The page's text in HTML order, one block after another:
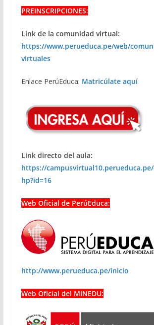
PREINSCRIPCIONES:
Link de la comunidad virtual:
https://www.perueduca.pe/web/
virtuales
Enlace PerúEduca: Matricúlate aquí
Link directo del aula:
https://
hp?id=16
Web Oficial de PerúEduca:
http://www.perueduca.pe/inicio
Web Oficial del MINEDU: